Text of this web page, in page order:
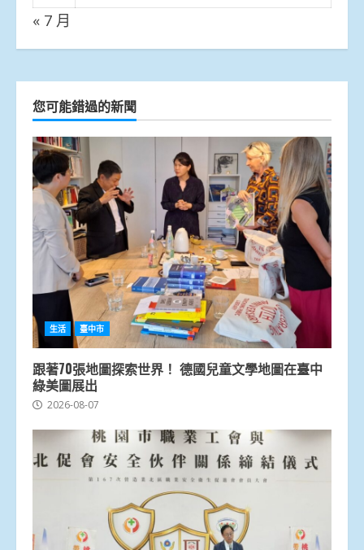
« 7 月
您可能錯過的新聞
生活 臺中市
跟著70張地圖探索世界！ 德國兒童文學地圖在臺中
綠美圖展出
2026-08-07